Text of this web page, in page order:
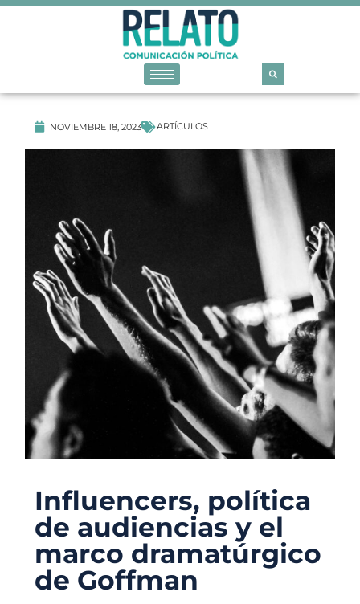
NOVIEMBRE 18, 2023 ARTÍCULOS
Influencers, política
de audiencias y el
marco dramatúrgico
de Goffman